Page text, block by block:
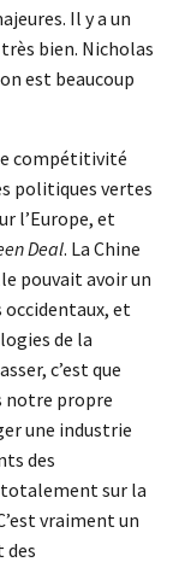
Il y a un
bien. Nicholas
est beaucoup
compétitivité
politiques vertes
l’Europe, et
Deal. La Chine
pouvait avoir un
occidentaux, et
de la
c’est que
notre propre
une industrie
des
totalement sur la
vraiment un
des